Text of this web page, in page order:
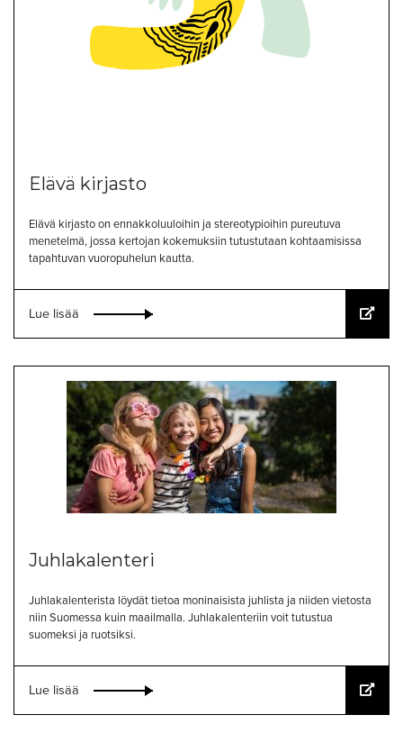
Elävä kirjasto
Elävä kirjasto on ennakkoluuloihin ja stereotypioihin pureutuva
menetelmä, jossa kertojan kokemuksiin tutustutaan kohtaamisissa
tapahtuvan vuoropuhelun kautta.
Lue lisää
Juhlakalenteri
Juhlakalenterista löydät tietoa moninaisista juhlista ja niiden vietosta
niin Suomessa kuin maailmalla. Juhlakalenteriin voit tutustua
suomeksi ja ruotsiksi.
Lue lisää